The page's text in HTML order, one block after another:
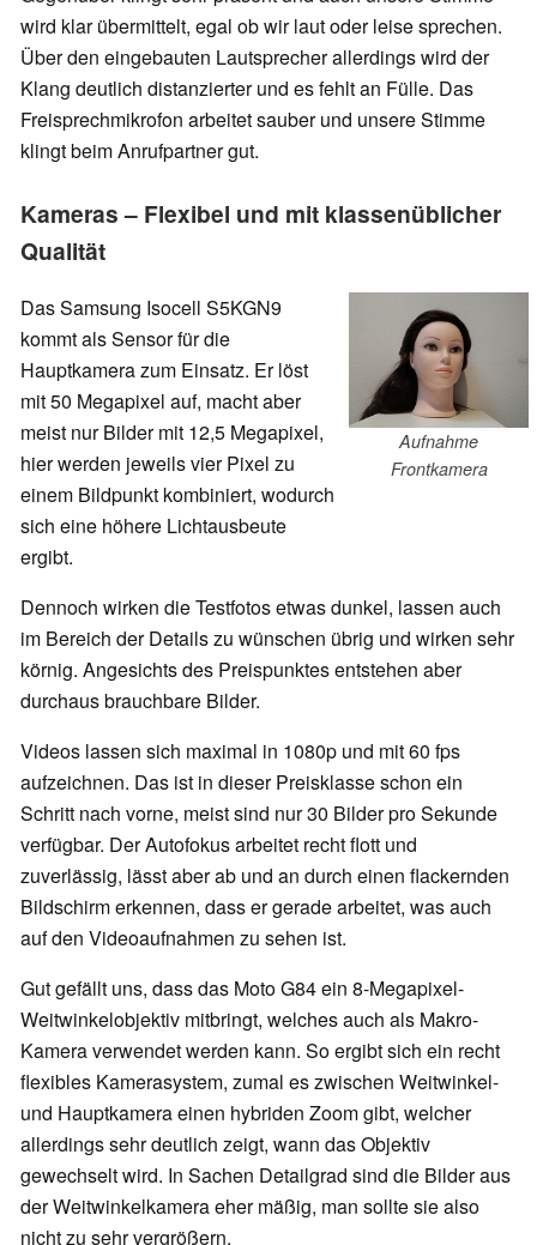
wird klar übermittelt, egal ob wir laut oder leise sprechen.
Über den eingebauten Lautsprecher allerdings wird der
Klang deutlich distanzierter und es fehlt an Fülle. Das
Freisprechmikrofon arbeitet sauber und unsere Stimme
klingt beim Anrufpartner gut.
Kameras – Flexibel und mit klassenüblicher
Qualität
Aufnahme
Frontkamera
Das Samsung Isocell S5KGN9
kommt als Sensor für die
Hauptkamera zum Einsatz. Er löst
mit 50 Megapixel auf, macht aber
meist nur Bilder mit 12,5 Megapixel,
hier werden jeweils vier Pixel zu
einem Bildpunkt kombiniert, wodurch
sich eine höhere Lichtausbeute
ergibt.
Dennoch wirken die Testfotos etwas dunkel, lassen auch
im Bereich der Details zu wünschen übrig und wirken sehr
körnig. Angesichts des Preispunktes entstehen aber
durchaus brauchbare Bilder.
Videos lassen sich maximal in 1080p und mit 60 fps
aufzeichnen. Das ist in dieser Preisklasse schon ein
Schritt nach vorne, meist sind nur 30 Bilder pro Sekunde
verfügbar. Der Autofokus arbeitet recht flott und
zuverlässig, lässt aber ab und an durch einen flackernden
Bildschirm erkennen, dass er gerade arbeitet, was auch
auf den Videoaufnahmen zu sehen ist.
Gut gefällt uns, dass das Moto G84 ein 8-Megapixel-
Weitwinkelobjektiv mitbringt, welches auch als Makro-
Kamera verwendet werden kann. So ergibt sich ein recht
flexibles Kamerasystem, zumal es zwischen Weitwinkel-
und Hauptkamera einen hybriden Zoom gibt, welcher
allerdings sehr deutlich zeigt, wann das Objektiv
gewechselt wird. In Sachen Detailgrad sind die Bilder aus
der Weitwinkelkamera eher mäßig, man sollte sie also
nicht zu sehr vergrößern.